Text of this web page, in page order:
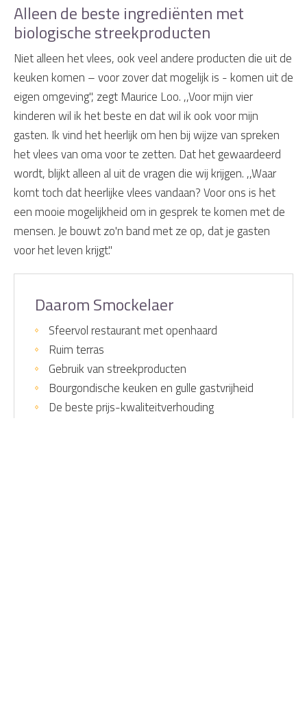
Alleen de beste ingrediënten met
biologische streekproducten
Niet alleen het vlees, ook veel andere producten die uit de
keuken komen – voor zover dat mogelijk is - komen uit de
eigen omgeving", zegt Maurice Loo. ,,Voor mijn vier
kinderen wil ik het beste en dat wil ik ook voor mijn
gasten. Ik vind het heerlijk om hen bij wijze van spreken
het vlees van oma voor te zetten. Dat het gewaardeerd
wordt, blijkt alleen al uit de vragen die wij krijgen. ,,Waar
komt toch dat heerlijke vlees vandaan? Voor ons is het
een mooie mogelijkheid om in gesprek te komen met de
mensen. Je bouwt zo'n band met ze op, dat je gasten
voor het leven krijgt."
Daarom Smockelaer
Sfeervol restaurant met openhaard
Ruim terras
Gebruik van streekproducten
Bourgondische keuken en gulle gastvrijheid
De beste prijs-kwaliteitverhouding